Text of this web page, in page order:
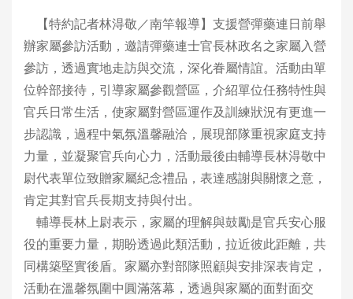
【特約記者林淂敬／南竿報導】支援營彈藥連日前舉
辦家屬參訪活動，邀請彈藥連士官長林政名之家屬入營
參訪，透過實地走訪與交流，深化眷屬情誼。活動由單
位幹部接待，引導家屬參觀營區，介紹單位任務特性與
官兵日常生活，使家屬對營區運作及訓練狀況有更進一
步認識，過程中氣氛溫馨融洽，展現部隊重視家庭支持
力量，並凝聚官兵向心力，活動最後由輔導長林淂敬中
尉代表單位致贈家屬紀念禮品，表達感謝與關懷之意，
肯定其對官兵長期支持與付出。
輔導長林上尉表示，家屬的理解與鼓勵是官兵安心服
役的重要力量，期盼透過此類活動，拉近彼此距離，共
同構築堅實後盾。家屬亦對部隊照顧與安排深表肯定，
活動在溫馨氛圍中圓滿落幕，透過與家屬的面對面交